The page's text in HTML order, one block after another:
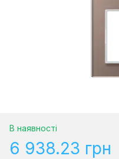
В наявності
6 938.23 грн